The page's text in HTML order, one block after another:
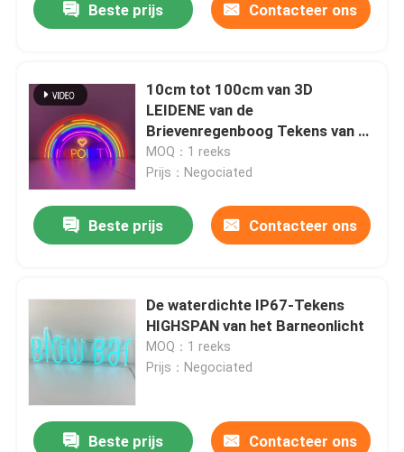
Beste prijs Contacteer ons
10cm tot 100cm van 3D
LEIDENE van de
Brievenregenboog Tekens van de
het Neonbar Neonteken P33 de
Grote
MOQ：1 reeks
Prijs：Negociated
Beste prijs Contacteer ons
De waterdichte IP67-Tekens
HIGHSPAN van het Barneonlicht
MOQ：1 reeks
Prijs：Negociated
Beste prijs Contacteer ons